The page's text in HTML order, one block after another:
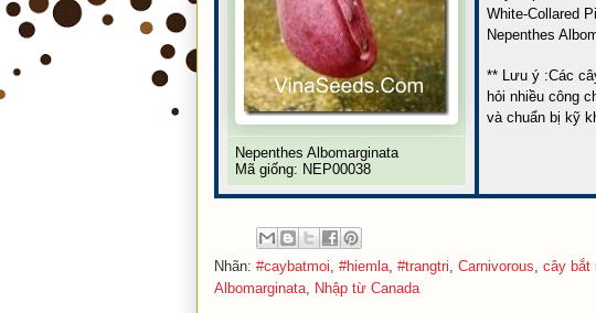
Nepenthes Albomarginata
Mã giống: NEP00038
White-Collared
Nepenthes
** Lưu ý :Các
hỏi nhiều công
và chuẩn bị kỹ
Nhãn: #caybatmoi #hiemla #trangtri Carnivorous cây bắt
Albomarginata Nhập từ Canada